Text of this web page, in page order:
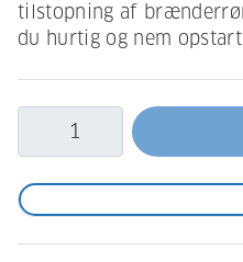
tilstopning af
du hurtig og nem